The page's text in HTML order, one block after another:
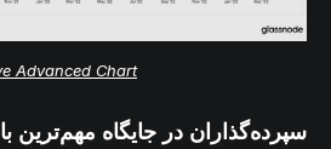
Advanced Chart
سپرده‌گذاران در جایگاه مهم‌ترین